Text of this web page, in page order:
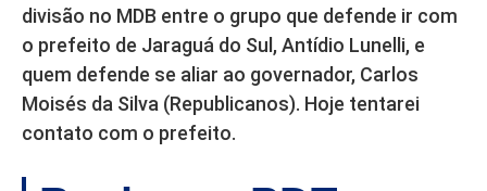
divisão no MDB entre o grupo que defende ir com
o prefeito de Jaraguá do Sul, Antídio Lunelli, e
quem defende se aliar ao governador, Carlos
Moisés da Silva (Republicanos). Hoje tentarei
contato com o prefeito.